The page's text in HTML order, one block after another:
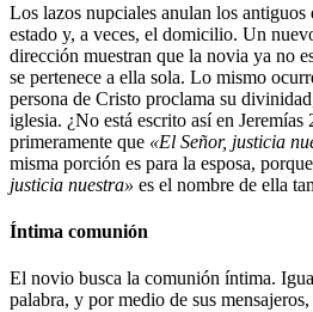
Los lazos nupciales anulan los antiguos
estado y, a veces, el domicilio. Un
dirección muestran que la novia ya no
se pertenece a ella sola. Lo mismo
persona de Cristo proclama su
iglesia. ¿No está escrito así en
primeramente que «El Señor, justicia
misma porción es para la esposa,
justicia nuestra» es el nombre de ella
Íntima comunión
El novio busca la comunión íntima.
palabra, y por medio de sus